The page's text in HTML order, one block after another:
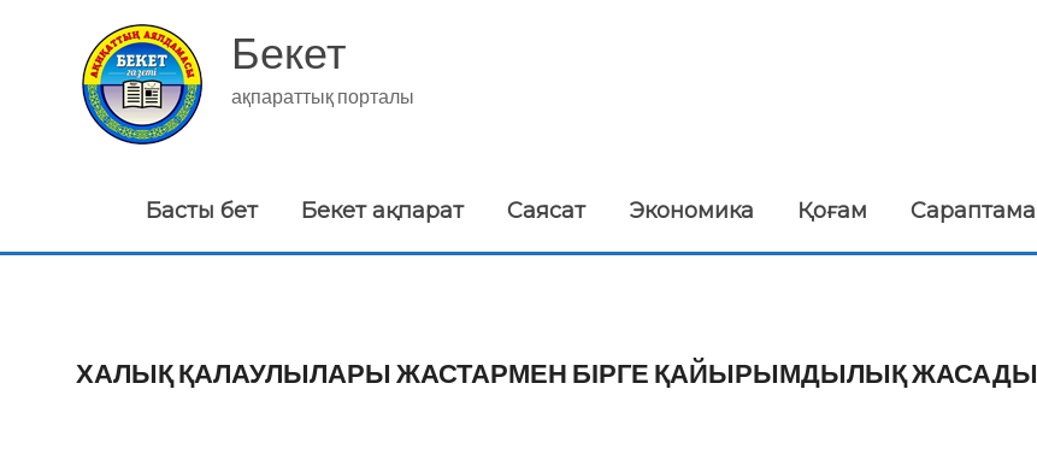
Бекет
ақпараттық порталы
Басты бет Бекет ақпарат Саясат Экономика Қоғам Сараптама
ХАЛЫҚ ҚАЛАУЛЫЛАРЫ ЖАСТАРМЕН БІРГЕ ҚАЙЫРЫМДЫЛЫҚ ЖАСАДЫ